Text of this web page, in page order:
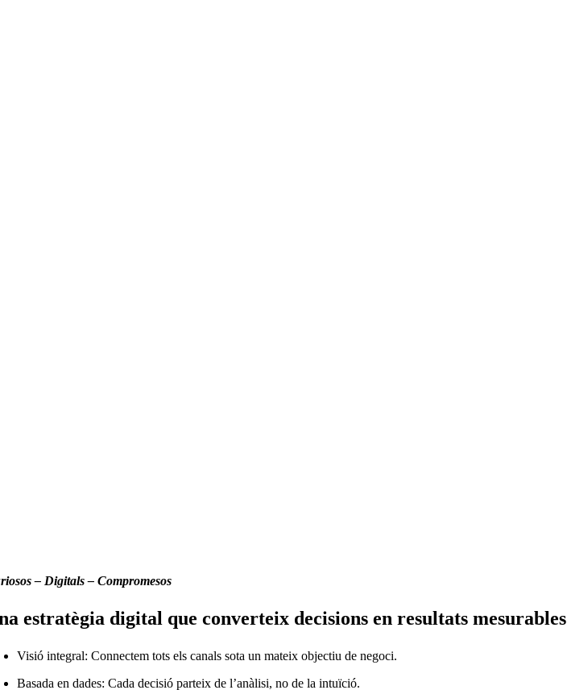
– Digitals – Compromesos
estratègia digital que converteix decisions en resultats mesurables
Visió integral: Connectem tots els canals sota un mateix objectiu de negoci.
Basada en dades: Cada decisió parteix de l’anàlisi, no de la intuïció.